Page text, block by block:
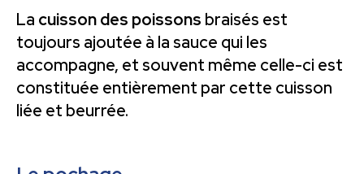
La cuisson des poissons braisés est
toujours ajoutée à la sauce qui les
accompagne, et souvent même celle-ci est
constituée entièrement par cette cuisson
liée et beurrée.